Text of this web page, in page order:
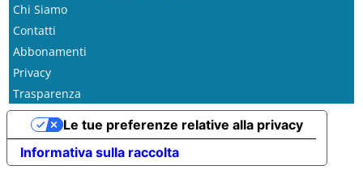
Chi Siamo
Contatti
Abbonamenti
Privacy
Trasparenza
Informativa sulla raccolta
Le tue preferenze relative alla privacy